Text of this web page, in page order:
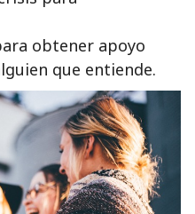
obtener apoyo
que entiende.